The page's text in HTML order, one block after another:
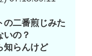
の二番煎じみた
いの？
知らんけど